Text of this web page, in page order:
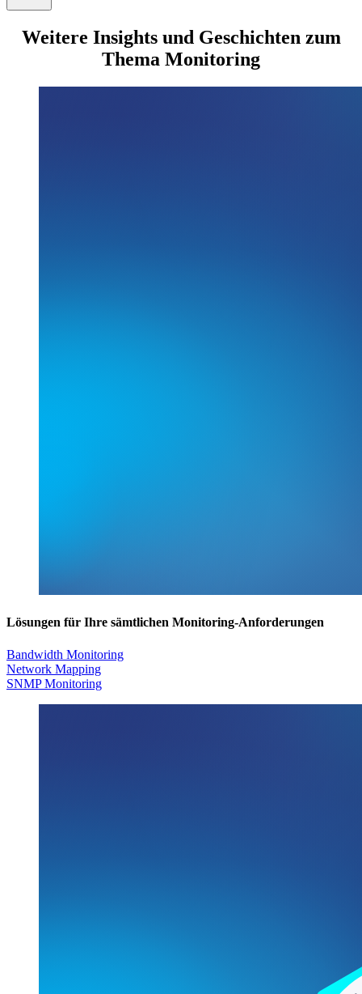
Weitere Insights und Geschichten zum
Thema Monitoring
Lösungen für Ihre sämtlichen Monitoring-Anforderungen
Bandwidth Monitoring
Network Mapping
SNMP Monitoring